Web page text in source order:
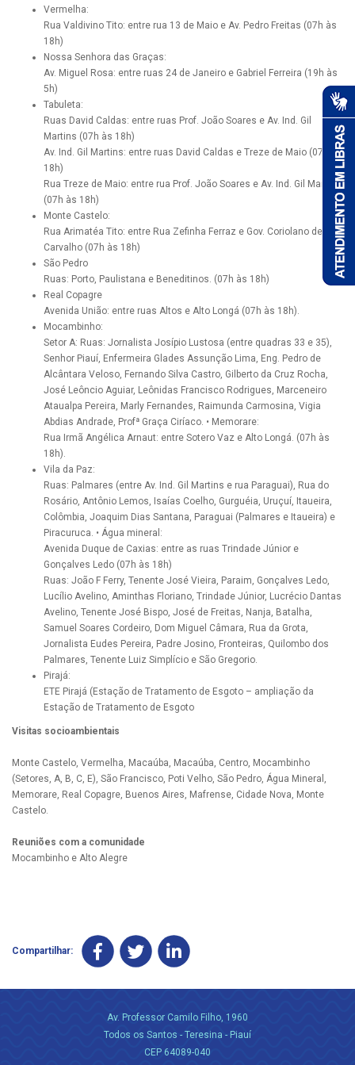
Vermelha:
Rua Valdivino Tito: entre rua 13 de Maio e Av. Pedro Freitas (07h às
18h)
Nossa Senhora das Graças:
Av. Miguel Rosa: entre ruas 24 de Janeiro e Gabriel Ferreira (19h às
5h)
Tabuleta:
Ruas David Caldas: entre ruas Prof. João Soares e Av. Ind. Gil
Martins (07h às 18h)
Av. Ind. Gil Martins: entre ruas David Caldas e Treze de Maio (07h às
18h)
Rua Treze de Maio: entre rua Prof. João Soares e Av. Ind. Gil Martins
(07h às 18h)
Monte Castelo:
Rua Arimatéa Tito: entre Rua Zefinha Ferraz e Gov. Coriolano de
Carvalho (07h às 18h)
São Pedro
Ruas: Porto, Paulistana e Beneditinos. (07h às 18h)
Real Copagre
Avenida União: entre ruas Altos e Alto Longá (07h às 18h).
Mocambinho:
Setor A: Ruas: Jornalista Josípio Lustosa (entre quadras 33 e 35),
Senhor Piauí, Enfermeira Glades Assunção Lima, Eng. Pedro de
Alcântara Veloso, Fernando Silva Castro, Gilberto da Cruz Rocha,
José Leôncio Aguiar, Leônidas Francisco Rodrigues, Marceneiro
Ataualpa Pereira, Marly Fernandes, Raimunda Carmosina, Vigia
Abdias Andrade, Profª Graça Ciríaco. • Memorare:
Rua Irmã Angélica Arnaut: entre Sotero Vaz e Alto Longá. (07h às
18h).
Vila da Paz:
Ruas: Palmares (entre Av. Ind. Gil Martins e rua Paraguai), Rua do
Rosário, Antônio Lemos, Isaías Coelho, Gurguéia, Uruçuí, Itaueira,
Colômbia, Joaquim Dias Santana, Paraguai (Palmares e Itaueira) e
Piracuruca. • Água mineral:
Avenida Duque de Caxias: entre as ruas Trindade Júnior e
Gonçalves Ledo (07h às 18h)
Ruas: João F Ferry, Tenente José Vieira, Paraim, Gonçalves Ledo,
Lucílio Avelino, Aminthas Floriano, Trindade Júnior, Lucrécio Dantas
Avelino, Tenente José Bispo, José de Freitas, Nanja, Batalha,
Samuel Soares Cordeiro, Dom Miguel Câmara, Rua da Grota,
Jornalista Eudes Pereira, Padre Josino, Fronteiras, Quilombo dos
Palmares, Tenente Luiz Simplício e São Gregorio.
Pirajá:
ETE Pirajá (Estação de Tratamento de Esgoto – ampliação da
Estação de Tratamento de Esgoto
Visitas socioambientais
Monte Castelo, Vermelha, Macaúba, Macaúba, Centro, Mocambinho
(Setores, A, B, C, E), São Francisco, Poti Velho, São Pedro, Água Mineral,
Memorare, Real Copagre, Buenos Aires, Mafrense, Cidade Nova, Monte
Castelo.
Reuniões com a comunidade
Mocambinho e Alto Alegre
Compartilhar:
Av. Professor Camilo Filho, 1960
Todos os Santos - Teresina - Piauí
CEP 64089-040